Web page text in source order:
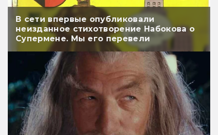
В сети впервые опубликовали
неизданное стихотворение Набокова о
Супермене. Мы его перевели